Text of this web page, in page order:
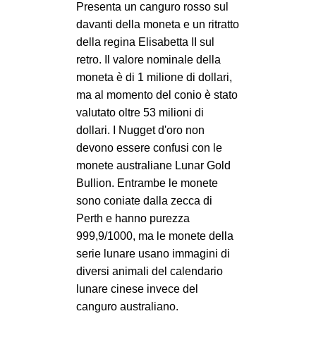
Presenta un canguro rosso sul
davanti della moneta e un ritratto
della regina Elisabetta II sul
retro. Il valore nominale della
moneta è di 1 milione di dollari,
ma al momento del conio è stato
valutato oltre 53 milioni di
dollari. I Nugget d'oro non
devono essere confusi con le
monete australiane Lunar Gold
Bullion. Entrambe le monete
sono coniate dalla zecca di
Perth e hanno purezza
999,9/1000, ma le monete della
serie lunare usano immagini di
diversi animali del calendario
lunare cinese invece del
canguro australiano.